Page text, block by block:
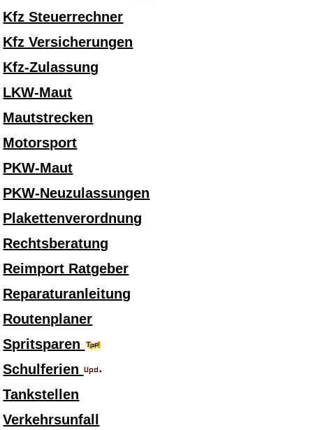
Kfz Steuerrechner
Kfz Versicherungen
Kfz-Zulassung
LKW-Maut
Mautstrecken
Motorsport
PKW-Maut
PKW-Neuzulassungen
Plakettenverordnung
Rechtsberatung
Reimport Ratgeber
Reparaturanleitung
Routenplaner
Spritsparen
Schulferien
Tankstellen
Verkehrsunfall